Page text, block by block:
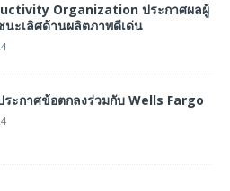
Organization ประกาศผลผู้
นะเลิศด้านผลิตภาพดีเด่น
ะกาศข้อตกลงร่วมกับ Wells Fargo